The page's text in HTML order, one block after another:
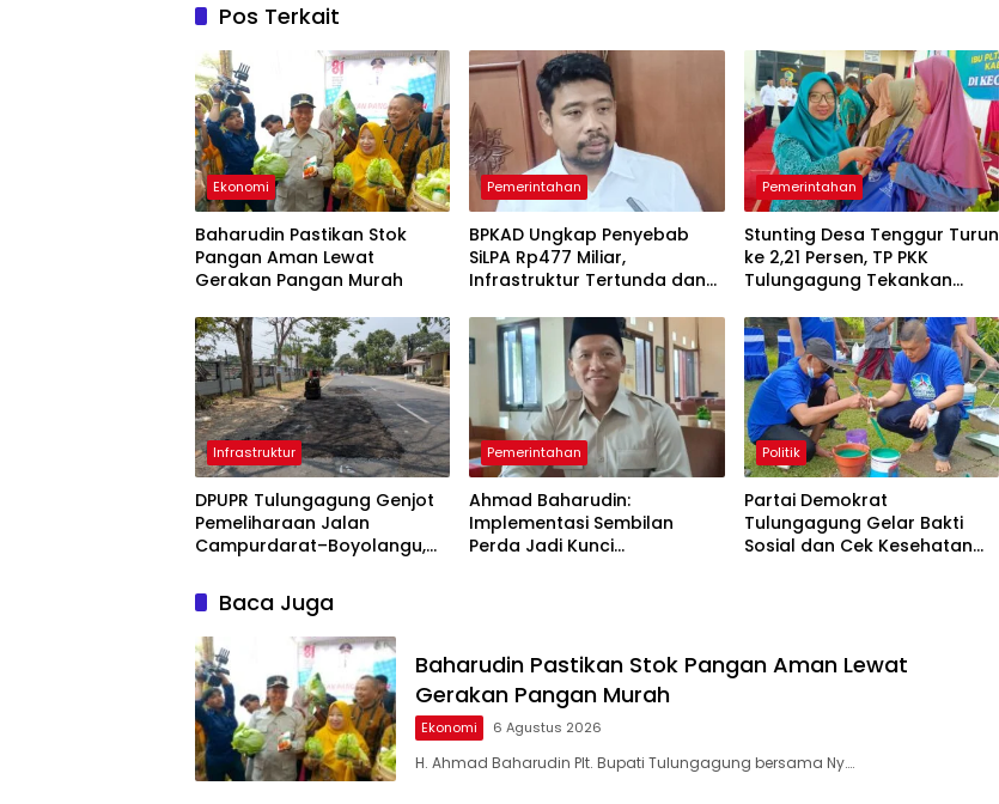
Pos Terkait
Ekonomi
Baharudin Pastikan Stok
Pangan Aman Lewat
Gerakan Pangan Murah
Pemerintahan
BPKAD Ungkap Penyebab
SiLPA Rp477 Miliar,
Infrastruktur Tertunda dan
Pemerintahan
Stunting Desa Tenggur Turun
ke 2,21 Persen, TP PKK
Tulungagung Tekankan
Berkelanjutan
Infrastruktur
DPUPR Tulungagung Genjot
Pemeliharaan Jalan
Campurdarat–Boyolangu,
Diperbaiki
Pemerintahan
Ahmad Baharudin:
Implementasi Sembilan
Perda Jadi Kunci
Politik
Partai Demokrat
Tulungagung Gelar Bakti
Sosial dan Cek Kesehatan
Baca Juga
Baharudin Pastikan Stok Pangan Aman Lewat
Gerakan Pangan Murah
Ekonomi 6 Agustus 2026
H. Ahmad Baharudin Plt. Bupati Tulungagung bersama Ny….